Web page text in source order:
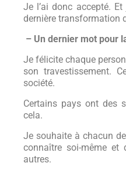
Je l’ai donc accepté.
dernière transformation
– Un dernier mot pour
Je félicite chaque
son travestissement.
société.
Certains pays ont des
cela.
Je souhaite à chacun
connaître soi-même et
autres.